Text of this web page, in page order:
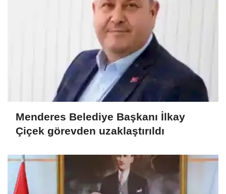
Menderes Belediye Başkanı İlkay
Çiçek görevden uzaklaştırıldı